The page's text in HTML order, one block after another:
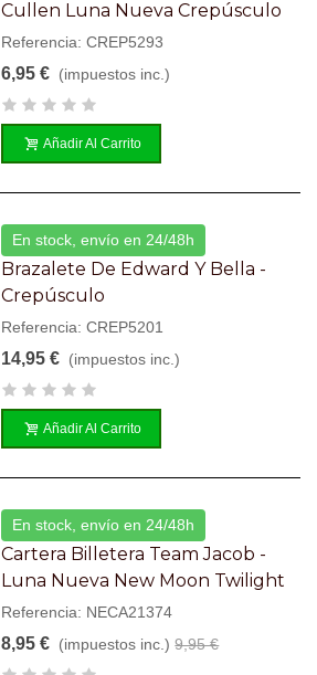
Cullen Luna Nueva Crepúsculo
Referencia: CREP5293
6,95 € (impuestos inc.)
Añadir Al Carrito
En stock, envío en 24/48h
Brazalete De Edward Y Bella -
Crepúsculo
Referencia: CREP5201
14,95 € (impuestos inc.)
Añadir Al Carrito
En stock, envío en 24/48h
Cartera Billetera Team Jacob -
Luna Nueva New Moon Twilight
Referencia: NECA21374
8,95 € (impuestos inc.) 9,95 €